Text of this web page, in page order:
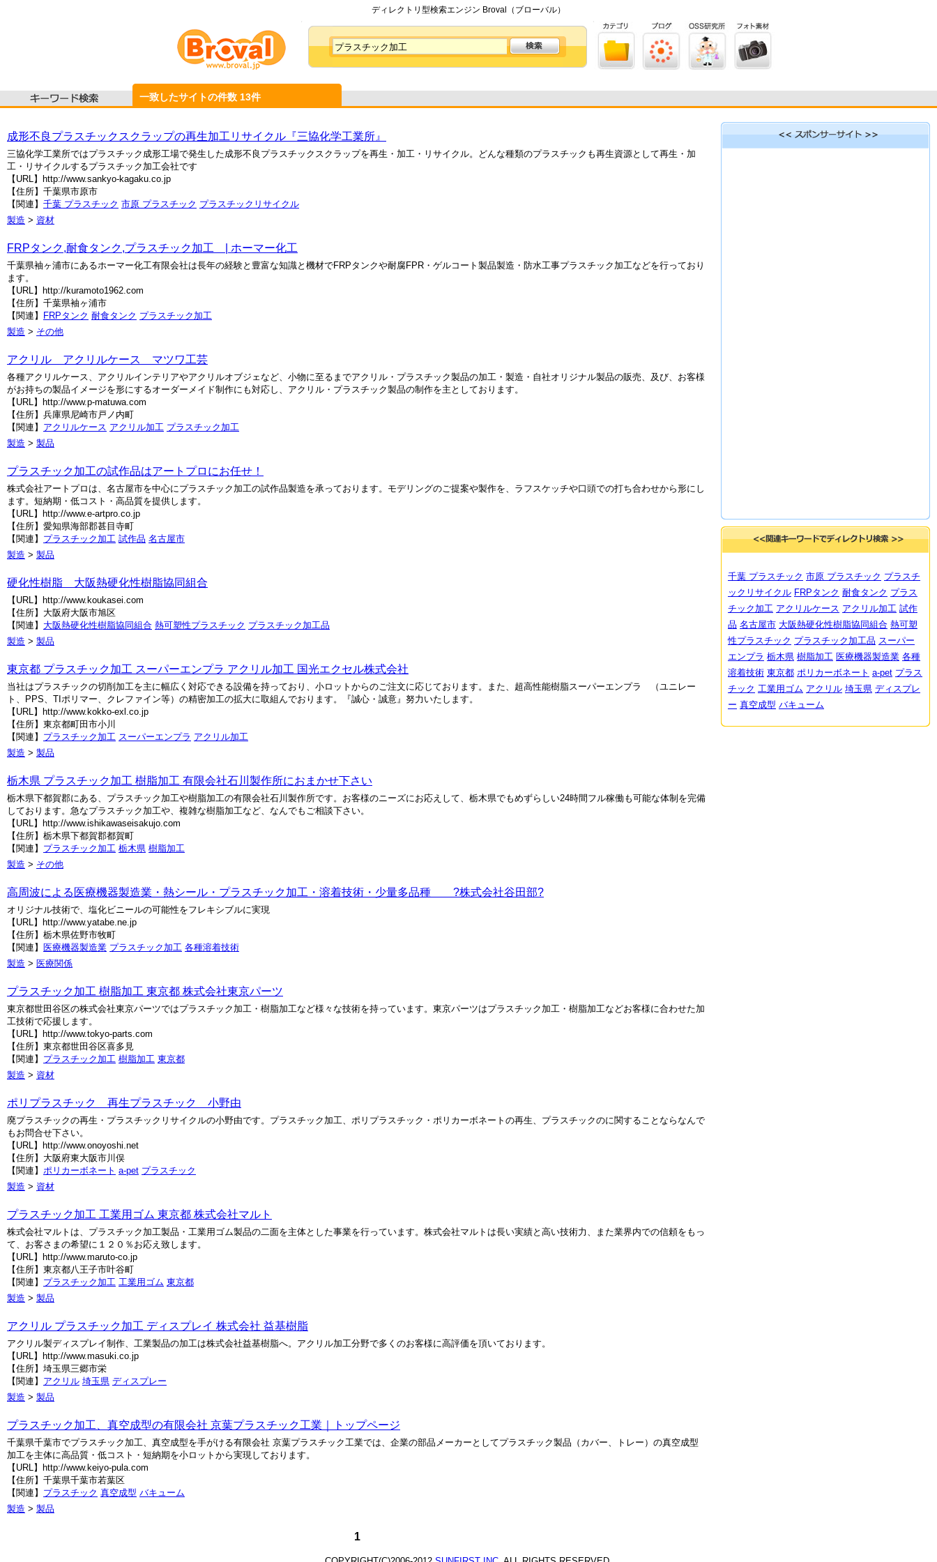
ディレクトリ型検索エンジン Broval（ブローバル）
一致したサイトの件数 13件
成形不良プラスチックスクラップの再生加工リサイクル『三協化学工業所』
三協化学工業所ではプラスチック成形工場で発生した成形不良プラスチックスクラップを再生・加工・リサイクル。どんな種類のプラスチックも再生資源として再生・加
工・リサイクルするプラスチック加工会社です
【URL】http://www.sankyo-kagaku.co.jp
【住所】千葉県市原市
【関連】 千葉 プラスチック 市原 プラスチック プラスチックリサイクル
製造 > 資材
FRPタンク,耐食タンク,プラスチック加工 | ホーマー化工
千葉県袖ヶ浦市にあるホーマー化工有限会社は長年の経験と豊富な知識と機材でFRPタンクや耐腐FPR・ゲルコート製品製造・防水工事プラスチック加工などを行っており
ます。
【URL】http://kuramoto1962.com
【住所】千葉県袖ヶ浦市
【関連】
FRPタンク 耐食タンク プラスチック加工
製造 > その他
アクリル アクリルケース マツワ工芸
各種アクリルケース、アクリルインテリアやアクリルオブジェなど、小物に至るまでアクリル・プラスチック製品の加工・製造・自社オリジナル製品の販売、及び、お客様
がお持ちの製品イメージを形にするオーダーメイド制作にも対応し、アクリル・プラスチック製品の制作を主としております。
【URL】http://www.p-matuwa.com
【住所】兵庫県尼崎市戸ノ内町
【関連】 アクリルケース アクリル加工 プラスチック加工
製造 > 製品
プラスチック加工の試作品はアートプロにお任せ！
株式会社アートプロは、名古屋市を中心にプラスチック加工の試作品製造を承っております。モデリングのご提案や製作を、ラフスケッチや口頭での打ち合わせから形にし
ます。短納期・低コスト・高品質を提供します。
【URL】http://www.e-artpro.co.jp
【住所】愛知県海部郡甚目寺町
【関連】 プラスチック加工 試作品 名古屋市
製造 > 製品
硬化性樹脂 大阪熱硬化性樹脂協同組合
【URL】http://www.koukasei.com
【住所】大阪府大阪市旭区
【関連】 大阪熱硬化性樹脂協同組合 熱可塑性プラスチック プラスチック加工品
製造 > 製品
東京都 プラスチック加工 スーパーエンプラ アクリル加工 国光エクセル株式会社
当社はプラスチックの切削加工を主に幅広く対応できる設備を持っており、小ロットからのご注文に応じております。また、超高性能樹脂スーパーエンプラ （ユニレー
ト、PPS、TIポリマー、クレファイン等）の精密加工の拡大に取組んでおります。『誠心・誠意』努力いたします。
【URL】http://www.kokko-exl.co.jp
【住所】東京都町田市小川
【関連】 プラスチック加工 スーパーエンプラ アクリル加工
製造 > 製品
栃木県 プラスチック加工 樹脂加工 有限会社石川製作所におまかせ下さい
栃木県下都賀郡にある、プラスチック加工や樹脂加工の有限会社石川製作所です。お客様のニーズにお応えして、栃木県でもめずらしい24時間フル稼働も可能な体制を完備
しております。急なプラスチック加工や、複雑な樹脂加工など、なんでもご相談下さい。
【URL】http://www.ishikawaseisakujo.com
【住所】栃木県下都賀郡都賀町
【関連】 プラスチック加工 栃木県 樹脂加工
製造 > その他
高周波による医療機器製造業・熱シール・プラスチック加工・溶着技術・少量多品種 ?株式会社谷田部?
オリジナル技術で、塩化ビニールの可能性をフレキシブルに実現
【URL】http://www.yatabe.ne.jp
【住所】栃木県佐野市牧町
【関連】 医療機器製造業 プラスチック加工 各種溶着技術
製造 > 医療関係
プラスチック加工 樹脂加工 東京都 株式会社東京パーツ
東京都世田谷区の株式会社東京パーツではプラスチック加工・樹脂加工など様々な技術を持っています。東京パーツはプラスチック加工・樹脂加工などお客様に合わせた加
工技術で応援します。
【URL】http://www.tokyo-parts.com
【住所】東京都世田谷区喜多見
【関連】 プラスチック加工 樹脂加工 東京都
製造 > 資材
ポリプラスチック 再生プラスチック 小野由
廃プラスチックの再生・プラスチックリサイクルの小野由です。プラスチック加工、ポリプラスチック・ポリカーボネートの再生、プラスチックのに関することならなんで
もお問合せ下さい。
【URL】http://www.onoyoshi.net
【住所】大阪府東大阪市川俣
【関連】 ポリカーボネート a-pet プラスチック
製造 > 資材
プラスチック加工 工業用ゴム 東京都 株式会社マルト
株式会社マルトは、プラスチック加工製品・工業用ゴム製品の二面を主体とした事業を行っています。株式会社マルトは長い実績と高い技術力、また業界内での信頼をもっ
て、お客さまの希望に１２０％お応え致します。
【URL】http://www.maruto-co.jp
【住所】東京都八王子市叶谷町
【関連】 プラスチック加工 工業用ゴム 東京都
製造 > 製品
アクリル プラスチック加工 ディスプレイ 株式会社 益基樹脂
アクリル製ディスプレイ制作、工業製品の加工は株式会社益基樹脂へ。アクリル加工分野で多くのお客様に高評価を頂いております。
【URL】http://www.masuki.co.jp
【住所】埼玉県三郷市栄
【関連】 アクリル 埼玉県 ディスプレー
製造 > 製品
プラスチック加工、真空成型の有限会社 京葉プラスチック工業｜トップページ
千葉県千葉市でプラスチック加工、真空成型を手がける有限会社 京葉プラスチック工業では、企業の部品メーカーとしてプラスチック製品（カバー、トレー）の真空成型
加工を主体に高品質・低コスト・短納期を小ロットから実現しております。
【URL】http://www.keiyo-pula.com
【住所】千葉県千葉市若葉区
【関連】 プラスチック 真空成型 バキューム
製造 > 製品
1
千葉 プラスチック 市原 プラスチック プラスチ
ックリサイクル FRPタンク 耐食タンク プラス
チック加工 アクリルケース アクリル加工 試作
品 名古屋市 大阪熱硬化性樹脂協同組合 熱可塑
性プラスチック プラスチック加工品 スーパー
エンプラ 栃木県 樹脂加工 医療機器製造業 各種
溶着技術 東京都 ポリカーボネート a-pet プラス
チック 工業用ゴム アクリル 埼玉県 ディスプレ
ー 真空成型 バキューム